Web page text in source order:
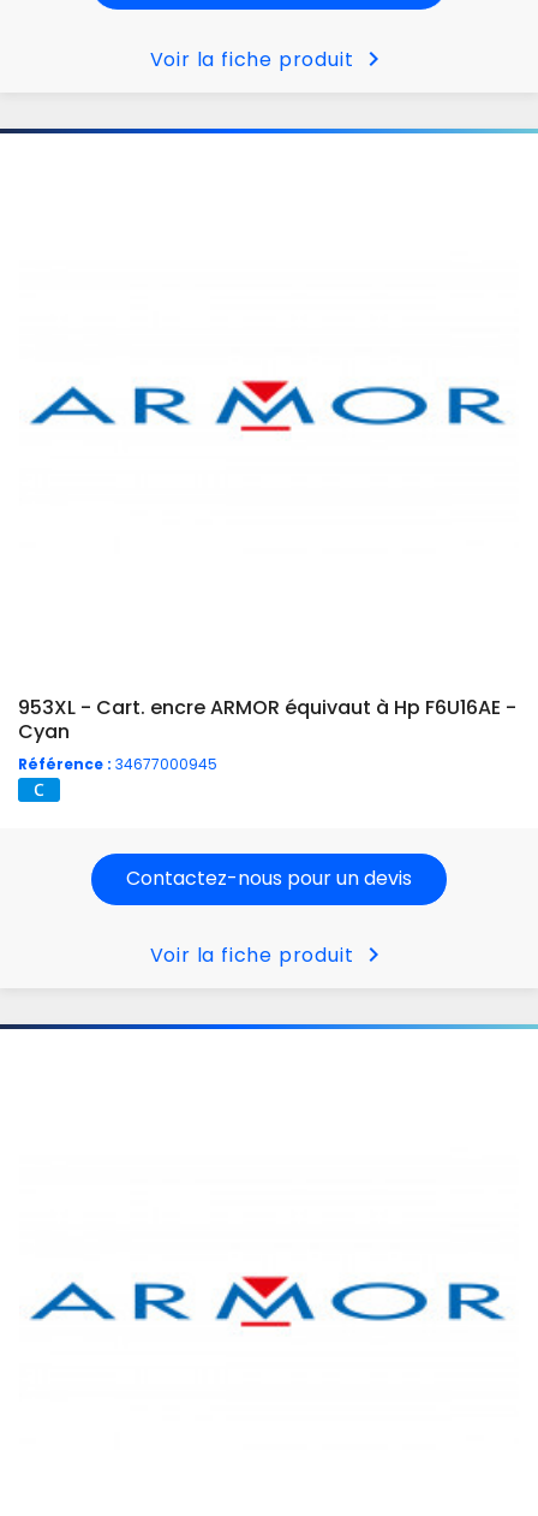
Voir la fiche produit chevron_right
953XL - Cart. encre ARMOR équivaut à Hp F6U16AE -
Cyan
Référence : 34677000945
Contactez-nous pour un devis
Voir la fiche produit chevron_right